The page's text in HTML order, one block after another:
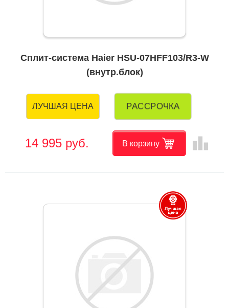
Сплит-система Haier HSU-07HFF103/R3-W
(внутр.блок)
ЛУЧШАЯ ЦЕНА РАССРОЧКА
14 995 руб. В корзину leaderboard